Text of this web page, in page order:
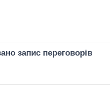
запис переговорів